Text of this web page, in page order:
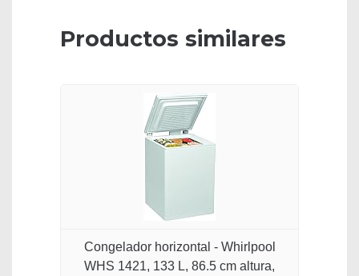
Productos similares
Congelador horizontal - Whirlpool
WHS 1421, 133 L, 86.5 cm altura,